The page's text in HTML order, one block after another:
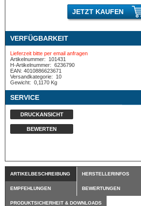
JETZT KAUFEN
VERFÜGBARKEIT
Lieferzeit bitte per email anfragen
Artikelnummer:
101431
H-Artikelnummer: 6236790
EAN: 4010886623671
Versandkategorie:
10
Gewicht: 0,1170 Kg
SERVICE
DRUCKANSICHT
BEWERTEN
ARTIKELBESCHREIBUNG HERSTELLERINFOS
EMPFEHLUNGEN BEWERTUNGEN
PRODUKTSICHERHEIT & DOWNLOADS